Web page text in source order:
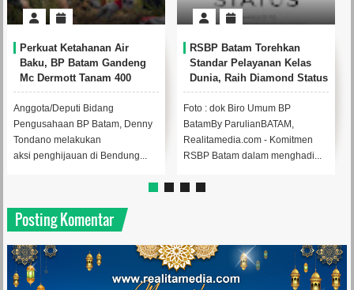
Ketahanan Air
BP Batam Gandeng
Tanam 400
Betung di
Sei Nongsa
Deputi Bidang
BP Batam, Denny
melakukan
di Bendung...
RSBP Batam Torehkan
Standar Pelayanan Kelas
Dunia, Raih Diamond Status
dari WSO
Foto : dok Biro Umum BP
BatamBy ParulianBATAM,
Realitamedia.com - Komitmen
RSBP Batam dalam menghadi...
Lewat
Batam
Posting Komentar